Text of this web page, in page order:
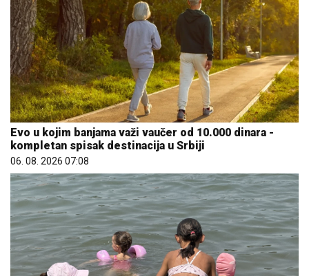
Evo u kojim banjama važi vaučer od 10.000 dinara -
kompletan spisak destinacija u Srbiji
06. 08. 2026 07:08